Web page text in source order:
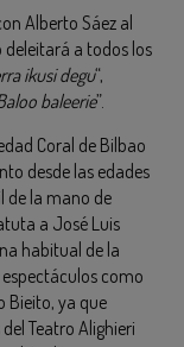
Alberto Sáez al
a todos los
ikusi degu“,
baleerie”.
Coral de Bilbao
desde las edades
de la mano de
a José Luis
habitual de la
como
Bieito, ya que
Teatro Alighieri